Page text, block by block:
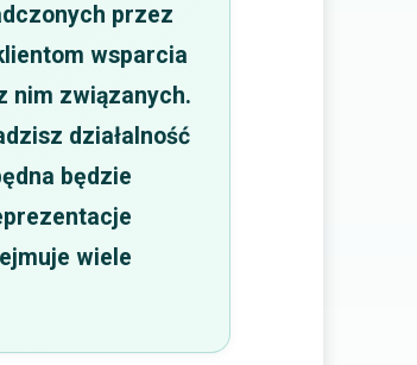
przez
wsparcia
nim związanych.
działalność
będzie
wiele